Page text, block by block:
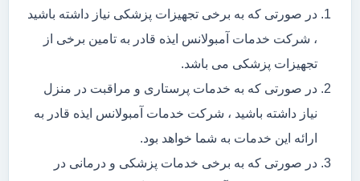
در صورتی که به برخی تجهیزات پزشکی نیاز داشته باشید
، شرکت خدمات آمبولانس ایذه قادر به تامین برخی از
تجهیزات پزشکی می باشد.
در صورتی که به خدمات پرستاری و مراقبت در منزل
نیاز داشته باشید ، شرکت خدمات آمبولانس ایذه قادر به
ارائه این خدمات به شما خواهد بود.
در صورتی که به برخی خدمات پزشکی و درمانی در